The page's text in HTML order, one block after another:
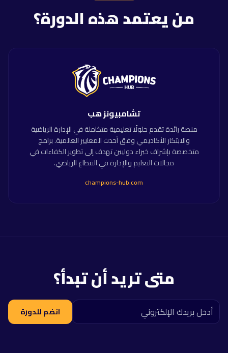
من يعتمد هذه الدورة؟
تشامبيونز هب
منصة رائدة تقدم حلولًا تعليمية متكاملة في الإدارة الرياضية
والابتكار الأكاديمي وفق أحدث المعايير العالمية. برامج
متخصصة بإشراف خبراء دوليين تهدف إلى تطوير الكفاءات في
مجالات التعليم والإدارة في القطاع الرياضي.
champions-hub.com
متى تريد أن تبدأ؟
انضم للدورة